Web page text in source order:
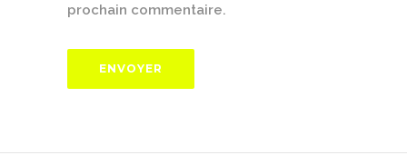
prochain commentaire.